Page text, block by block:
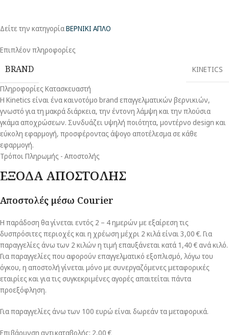
Δείτε την κατηγορίαΒΕΡΝΙΚΙ ΑΠΛΟ
Επιπλέον πληροφορίες
BRAND
KINETICS
Πληροφορίες Κατασκευαστή
Η Kinetics είναι ένα καινοτόμο brand επαγγελματικών βερνικιών,
γνωστό για τη μακρά διάρκεια, την έντονη λάμψη και την πλούσια
γκάμα αποχρώσεων. Συνδυάζει υψηλή ποιότητα, μοντέρνο design και
εύκολη εφαρμογή, προσφέροντας άψογο αποτέλεσμα σε κάθε
εφαρμογή.
Τρόποι Πληρωμής - Αποστολής
ΕΞΟΔΑ ΑΠΟΣΤΟΛΗΣ
Αποστολές μέσω Courier
Η παράδοση θα γίνεται εντός 2 – 4 ημερών με εξαίρεση τις
δυσπρόσιτες περιοχές και η χρέωση μέχρι 2 κιλά είναι 3,00 €. Για
παραγγελίες άνω των 2 κιλών η τιμή επαυξάνεται κατά 1,40 € ανά κιλό.
Για παραγγελίες που αφορούν επαγγελματικό εξοπλισμό, λόγω του
όγκου, η αποστολή γίνεται μόνο με συνεργαζόμενες μεταφορικές
εταιρίες και για τις συγκεκριμένες αγορές απαιτείται πάντα
προεξόφληση.
Για παραγγελίες άνω των 100 ευρώ είναι δωρεάν τα μεταφορικά.
Επιβάρυνση αντικαταβολής: 2,00 €